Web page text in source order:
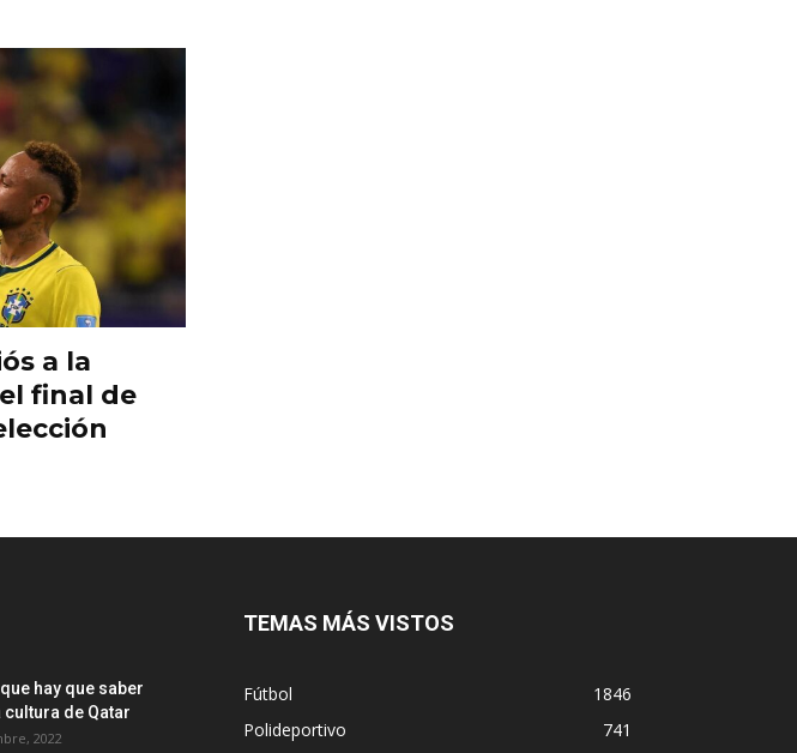
a la
final de
hay que saber
cultura de Qatar
2022
TEMAS MÁS VISTOS
Fútbol
1846
Polideportivo
741